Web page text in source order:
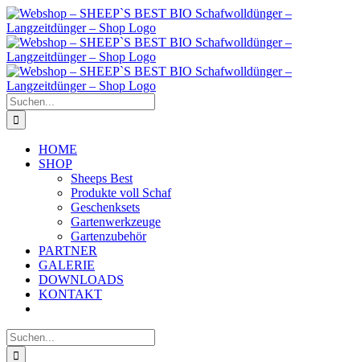
Zum
Inhalt
springen
Suche
nach:
HOME
SHOP
Sheeps Best
Produkte voll Schaf
Geschenksets
Gartenwerkzeuge
Gartenzubehör
PARTNER
GALERIE
DOWNLOADS
KONTAKT
Suche
nach: